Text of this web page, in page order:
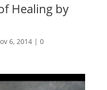
Healing by
6, 2014| 0